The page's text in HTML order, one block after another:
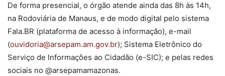
De forma presencial, o órgão atende ainda das 8h às 14h,
na Rodoviária de Manaus, e de modo digital pelo sistema
Fala.BR (plataforma de acesso à informação), e-mail
(ouvidoria@arsepam.am.gov.br); Sistema Eletrônico do
Serviço de Informações ao Cidadão (e-SIC); e pelas redes
sociais no @arsepamamazonas.